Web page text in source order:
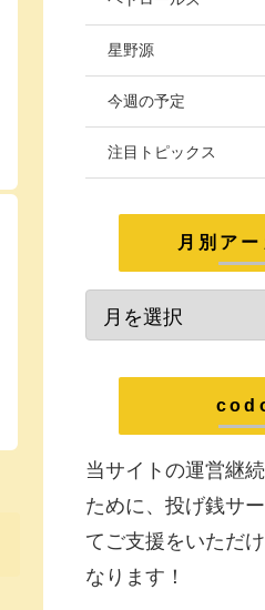
星野源
今週の予定
注目トピックス
月別ア
当サイトの運営継
ために、投げ銭サ
てご支援をいただ
なります！